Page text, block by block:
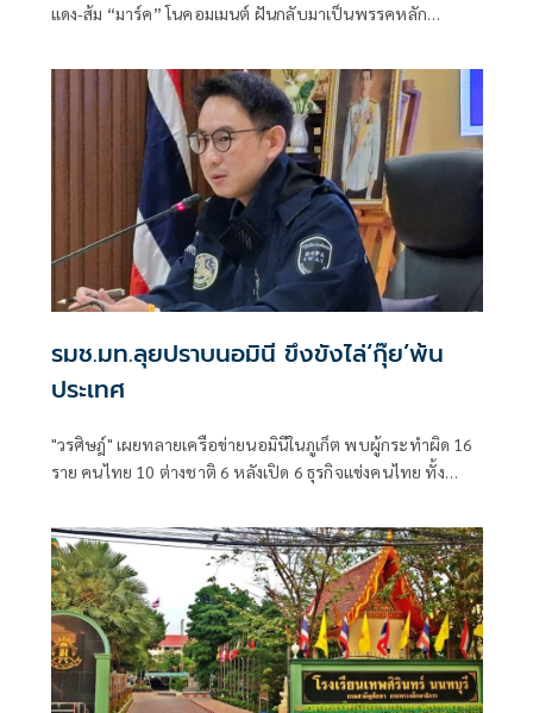
แดง-ส้ม “มาร์ค” โนคอมเมนต์ ฝันกลับมาเป็นพรรคหลัก
รมช.มท.ลุยปราบนอมินี ขึงขังไล่‘กุ๊ย’พ้น
ประเทศ
"วรศิษฎ์" เผยทลายเครือข่ายนอมินีในภูเก็ต พบผู้กระทำผิด 16
ราย คนไทย 10 ต่างชาติ 6 หลังเปิด 6 ธุรกิจแข่งคนไทย ทั้ง